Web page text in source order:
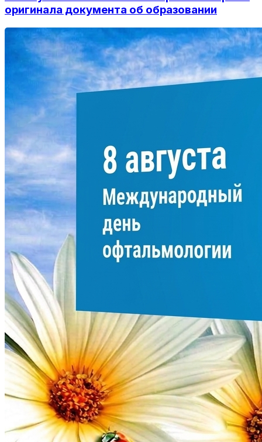
оригинала документа об образовании